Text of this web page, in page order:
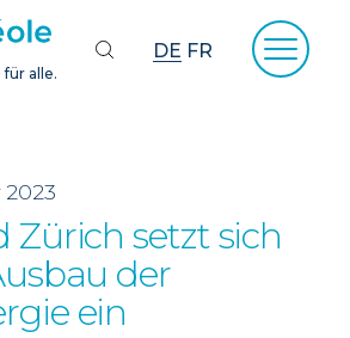
alle.
DE FR
Zürich setzt sich
der
ein